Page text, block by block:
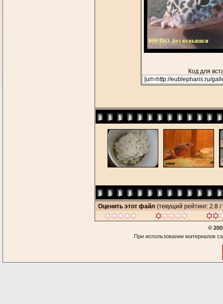
Код для
Оценить этот файл (текущий рейтинг: 2.8 /
©
При использовании материалов